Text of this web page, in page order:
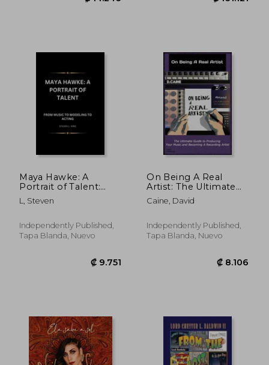
Maya Hawke: A
Portrait of Talent:
From Music to
Modeling to Acting
L, Steven
Independently Published,
Tapa Blanda, Nuevo
On Being A Real
Artist: The Ultimate
Guide to Producing
Your Music And
Recording Artist (en
Inglés)
Caine, David
Independently Published,
Tapa Blanda, Nuevo